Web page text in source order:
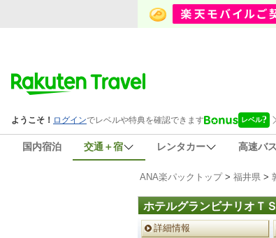
国内宿泊 交通＋宿 レンタカー 高速バ
ANA楽パックトップ> 福井県 >
ホテルグランビナリオＴ
ペ
ー詳細情報